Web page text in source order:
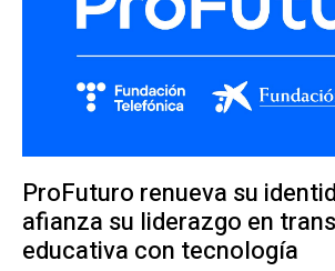
ProFuturo renueva su
afianza su liderazgo en
educativa con tecnología